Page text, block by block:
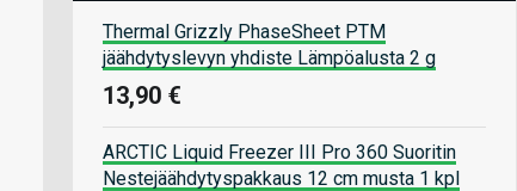
Thermal Grizzly PhaseSheet PTM
jäähdytyslevyn yhdiste Lämpöalusta 2 g
13,90 €
ARCTIC Liquid Freezer III Pro 360 Suoritin
Nestejäähdytyspakkaus 12 cm musta 1 kpl